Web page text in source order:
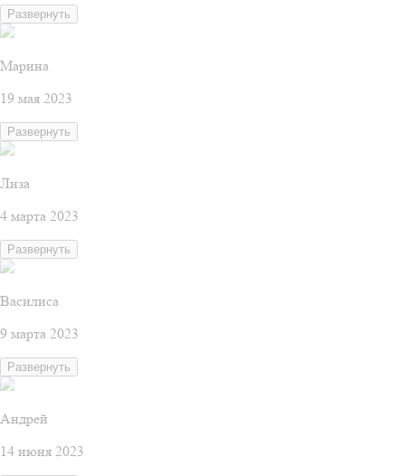
Развернуть
Марина
19 мая 2023
Развернуть
Лиза
4 марта 2023
Развернуть
Василиса
9 марта 2023
Развернуть
Андрей
14 июня 2023